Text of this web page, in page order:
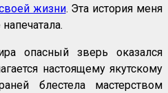
жизни. Эта история меня
опасный зверь оказался
настоящему якутскому
блестела мастерством